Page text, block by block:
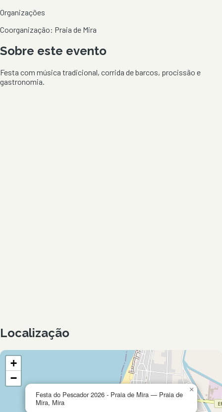
Organizações
Coorganização: Praia de Mira
Sobre este evento
Festa com música tradicional, corrida de barcos, procissão e
gastronomia.
Localização
Festa do Pescador 2026 - Praia de Mira — Praia de
Mira, Mira
×
+
−